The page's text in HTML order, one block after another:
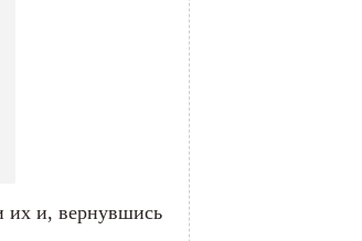
их и, вернувшись